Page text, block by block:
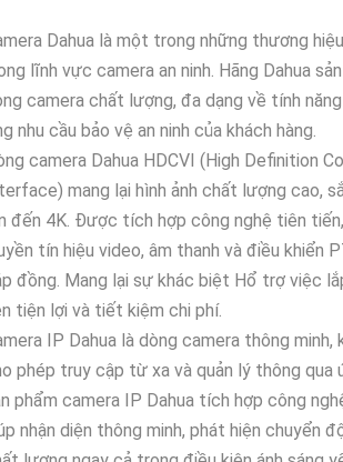
Dahua là một trong những thương
lĩnh vực camera an ninh. Hãng Dahua
camera chất lượng, đa dạng về tính
nhu cầu bảo vệ an ninh của khách hàng.
camera Dahua HDCVI (High Definition
mang lại hình ảnh chất lượng cao,
đến 4K. Được tích hợp công nghệ tiên
tín hiệu video, âm thanh và điều khiển
đồng. Mang lại sự khác biệt Hổ trợ việc
tiện lợi và tiết kiệm chi phí.
IP Dahua là dòng camera thông minh,
phép truy cập từ xa và quản lý thông qua
phẩm camera IP Dahua tích hợp công
nhận diện thông minh, phát hiện chuyển